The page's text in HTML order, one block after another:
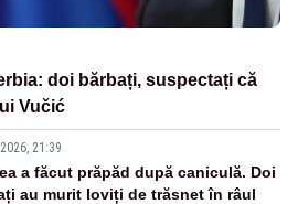
doi bărbați, suspectați că
Vučić
21:39
a făcut prăpăd după caniculă. Doi
au murit loviți de trăsnet în râul